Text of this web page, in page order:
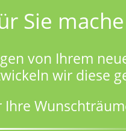
Sie
von Ihrem
wir diese